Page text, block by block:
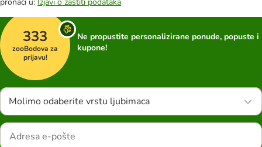
pronaći u: Izjavi o zaštiti podataka
333
zooBodova za
prijavu!
Ne propustite personalizirane ponude, popuste i
kupone!
Molimo odaberite vrstu ljubimaca